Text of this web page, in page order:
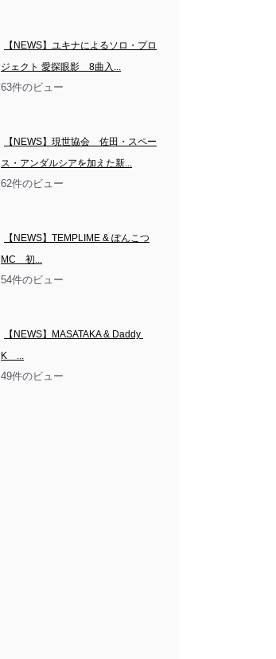
【NEWS】ユキナによるソロ・プロ
ジェクト 愛探眼影　8曲入...
63件のビュー
【NEWS】現世協会　佐田・スペー
ス・アンダルシアを加えた新...
62件のビュー
【NEWS】TEMPLIME & ぽんこつ
MC　初...
54件のビュー
【NEWS】MASATAKA & Daddy
K　...
49件のビュー